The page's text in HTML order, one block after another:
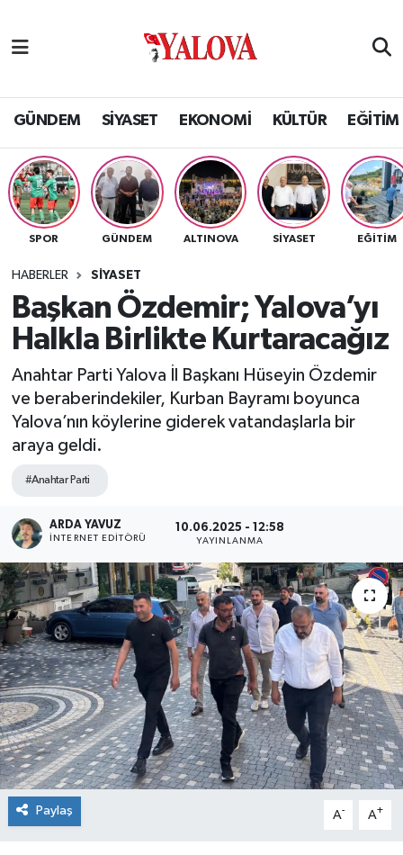
GÜNDEM SİYASET EKONOMİ KÜLTÜR EĞİTİM
SPOR GÜNDEM ALTINOVA SİYASET EĞİTİM
HABERLER SİYASET
Başkan Özdemir; Yalova’yı
Halkla Birlikte Kurtaracağız
Anahtar Parti Yalova İl Başkanı Hüseyin Özdemir
ve beraberindekiler, Kurban Bayramı boyunca
Yalova’nın köylerine giderek vatandaşlarla bir
araya geldi.
#Anahtar Parti
ARDA YAVUZ
İNTERNET EDITÖRÜ
10.06.2025 - 12:58
YAYINLANMA
Paylaş A- A+
SİYASET
EKONOMİ
KÜLTÜR
BİLİM VE TEKNOLOJİ
ASAYİŞ
SAĞLIK
SPOR
ULUSAL
İLÇELERİMİZ
RESMİ İLAN
Yalova Nöbetçi Eczaneler
Yalova Hava Durumu
Yalova Namaz Vakitleri
Yalova Trafik Yoğunluk Haritası
Tüm Manşetler
Son Dakika Haberleri
Haber Arşivi